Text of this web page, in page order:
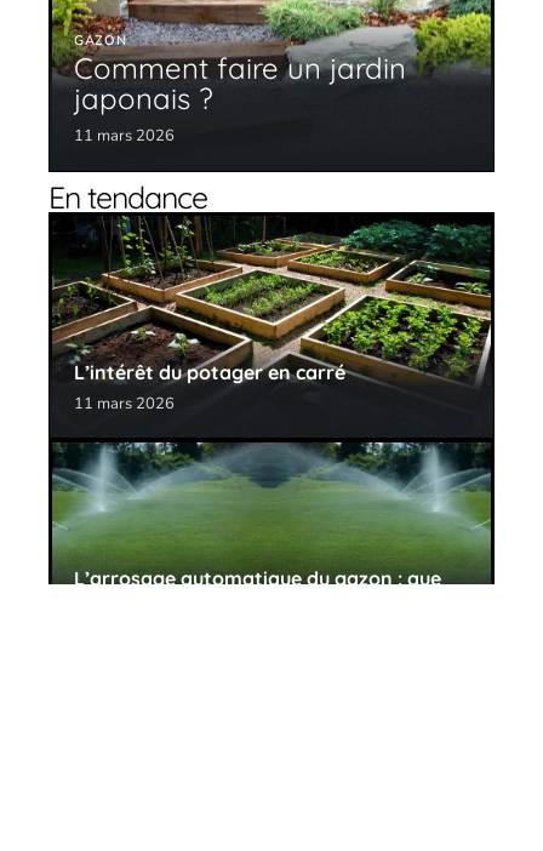
GAZON
Comment faire un jardin
japonais ?
11 mars 2026
En tendance
L’intérêt du potager en carré
11 mars 2026
L’arrosage automatique du gazon : que